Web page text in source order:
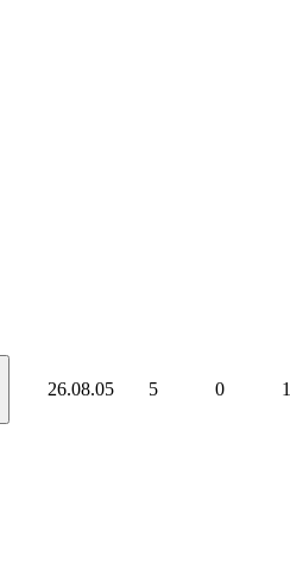
26.08.05 5 0 1